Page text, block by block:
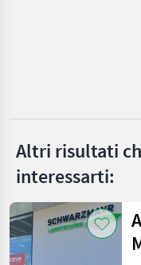
Merlo
Dieci
Mostra
tutti
Altri risultati
interessarti: